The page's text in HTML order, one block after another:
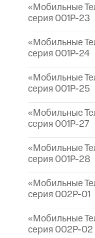
«Мобильные
серия 001P-23
«Мобильные
серия 001P-24
«Мобильные
серия 001P-25
«Мобильные
серия 001P-27
«Мобильные
серия 001P-28
«Мобильные
серия 002P-01
«Мобильные
серия 002P-02